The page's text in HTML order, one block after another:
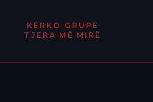
KËRKO GRUPE
TJERA MË MIRË